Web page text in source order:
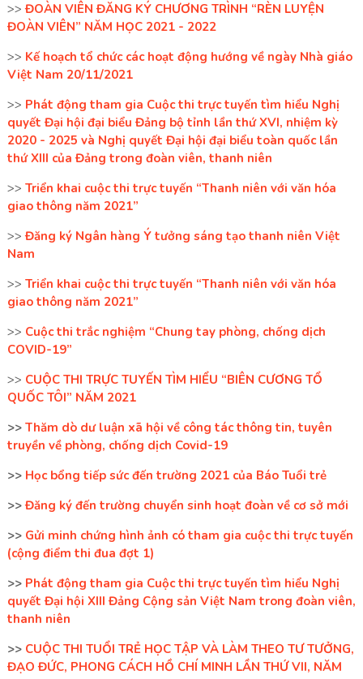
>>ĐOÀN VIÊN ĐĂNG KÝ CHƯƠNG TRÌNH “RÈN LUYỆN
ĐOÀN VIÊN” NĂM HỌC 2021 - 2022
>> Kế hoạch tổ chức các hoạt động hướng về ngày Nhà giáo
Việt Nam 20/11/2021
>> Phát động tham gia Cuộc thi trực tuyến tìm hiểu Nghị
quyết Đại hội đại biểu Đảng bộ tỉnh lần thứ XVI, nhiệm kỳ
2020 - 2025 và Nghị quyết Đại hội đại biểu toàn quốc lần
thứ XIII của Đảng trong đoàn viên, thanh niên
>> Triển khai cuộc thi trực tuyến “Thanh niên với văn hóa
giao thông năm 2021”
>>Đăng ký Ngân hàng Ý tưởng sáng tạo thanh niên Việt
Nam
>> Triển khai cuộc thi trực tuyến “Thanh niên với văn hóa
giao thông năm 2021”
>> Cuộc thi trắc nghiệm “Chung tay phòng, chống dịch
COVID-19”
>> CUỘC THI TRỰC TUYẾN TÌM HIỂU “BIÊN CƯƠNG TỔ
QUỐC TÔI” NĂM 2021
>> Thăm dò dư luận xã hội về công tác thông tin, tuyên
truyền về phòng, chống dịch Covid-19
>> Học bổng tiếp sức đến trường 2021 của Báo Tuổi trẻ
>>Đăng ký đến trường chuyển sinh hoạt đoàn về cơ sở mới
>> Gửi minh chứng hình ảnh có tham gia cuộc thi trực tuyến
(cộng điểm thi đua đợt 1)
>> Phát động tham gia Cuộc thi trực tuyến tìm hiểu Nghị
quyết Đại hội XIII Đảng Cộng sản Việt Nam trong đoàn viên,
thanh niên
>> CUỘC THI TUỔI TRẺ HỌC TẬP VÀ LÀM THEO TƯ TƯỞNG,
ĐẠO ĐỨC, PHONG CÁCH HỒ CHÍ MINH LẦN THỨ VII, NĂM